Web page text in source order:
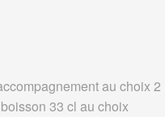
au choix 2
33 cl au choix